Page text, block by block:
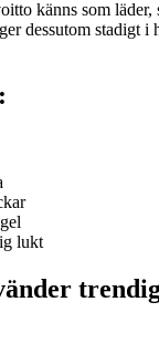
känns som läder,
dessutom stadigt i
lukt